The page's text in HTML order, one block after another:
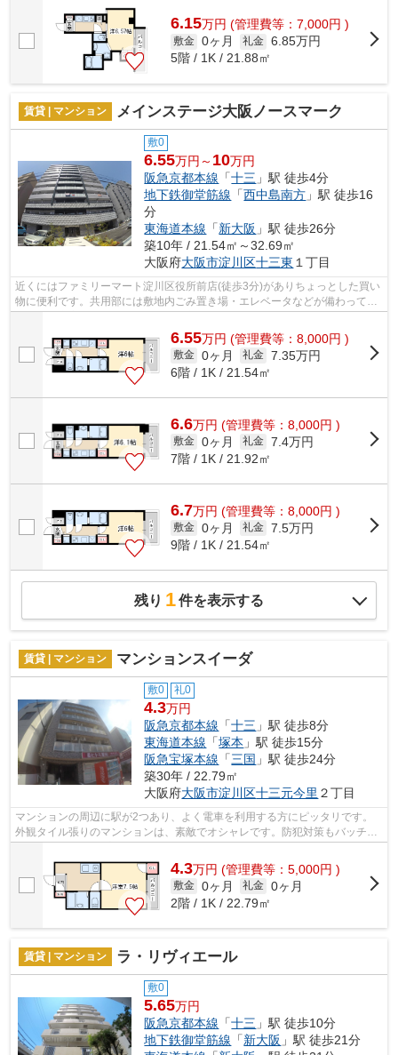
6.15万円 (管理費等：7,000円 )
敷金 0ヶ月 礼金 6.85万円
5階 / 1K / 21.88㎡
賃貸 | マンション メインステージ大阪ノースマーク
敷0
6.55万円～ 10万円
阪急京都本線 「十三 」駅 徒歩4分
地下鉄御堂筋線 「西中島南方 」駅 徒歩16
分
東海道本線 「新大阪 」駅 徒歩26分
築10年 / 21.54㎡～32.69㎡
大阪府大阪市淀川区十三東 １丁目
近くにはファミリーマート淀川区役所前店(徒歩3分)がありちょっとした買い
物に便利です。共用部には敷地内ごみ置き場・エレベータなどが備わってお
6.55万円 (管理費等：8,000円 )
敷金 0ヶ月 礼金 7.35万円
6階 / 1K / 21.54㎡
6.6万円 (管理費等：8,000円 )
敷金 0ヶ月 礼金 7.4万円
7階 / 1K / 21.92㎡
6.7万円 (管理費等：8,000円 )
敷金 0ヶ月 礼金 7.5万円
9階 / 1K / 21.54㎡
残り 1件を表示する
賃貸 | マンション マンションスイーダ
敷0 礼0
4.3万円
阪急京都本線 「十三 」駅 徒歩8分
東海道本線 「塚本 」駅 徒歩15分
阪急宝塚本線 「三国 」駅 徒歩24分
築30年 / 22.79㎡
大阪府大阪市淀川区十三元今里 ２丁目
マンションの周辺に駅が2つあり、よく電車を利用する方にピッタリです。
外観タイル張りのマンションは、素敵でオシャレです。防犯対策もバッチリ
4.3万円 (管理費等：5,000円 )
敷金 0ヶ月 礼金 0ヶ月
2階 / 1K / 22.79㎡
賃貸 | マンション ラ・リヴィエール
敷0
5.65万円
阪急京都本線 「十三 」駅 徒歩10分
地下鉄御堂筋線 「新大阪 」駅 徒歩21分